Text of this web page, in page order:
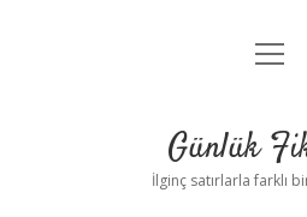
Anasayfa
Yasal
Günlük
İlginç satırlarla farklı bir